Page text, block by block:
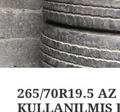
265/70R19.5 AZ
KULLANILMIŞ